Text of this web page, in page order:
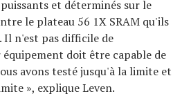
et déterminés sur le
le plateau 56 1X SRAM qu'ils
n'est pas difficile de
doit être capable de
avons testé jusqu'à la limite et
», explique Leven.